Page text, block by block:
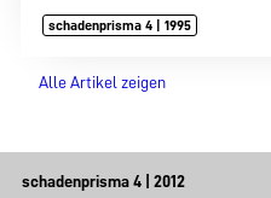
schadenprisma 4 | 1995
Alle Artikel zeigen